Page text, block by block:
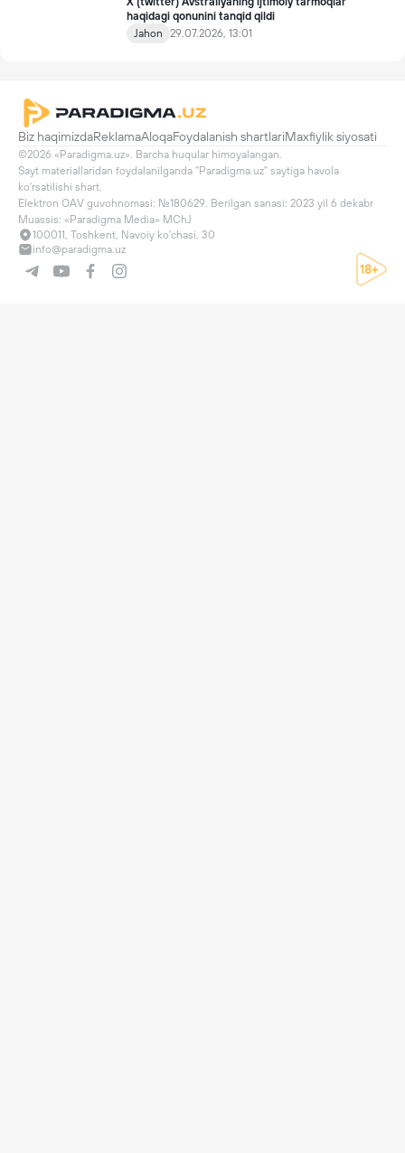
haqidagi qonunini tanqid qildi
Jahon
29.07.2026, 13:01
Biz haqimizdaReklamaAloqaFoydalanish shartlariMaxfiylik siyosati
©2026 «Paradigma.uz». Barcha huqular himoyalangan.
Sayt materiallaridan foydalanilganda "Paradigma.uz" saytiga havola
ko'rsatilishi shart.
Elektron OAV guvohnomasi: №180629. Berilgan sanasi: 2023 yil 6 dekabr
Muassis: «Paradigma Media» MChJ
100011, Toshkent, Navoiy ko'chasi, 30
info@paradigma.uz